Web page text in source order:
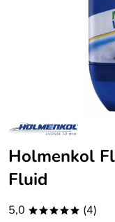
Holmenkol
Fluid
5,0 ***** (4)